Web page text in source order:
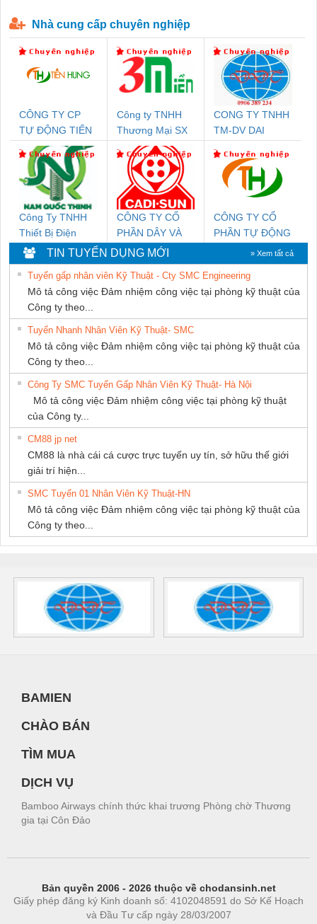
Nhà cung cấp chuyên nghiệp
CÔNG TY CP
TỰ ĐỘNG TIẾN
HƯNG
Công ty TNHH
Thương Mại SX
Ba Miền
CONG TY TNHH
TM-DV DAI
Công Ty TNHH
Thiết Bị Điện
Nam Quốc Thịnh
CÔNG TY CỔ
PHẦN DÂY VÀ
CÁP ĐIỆN
THƯỢNG ĐÌNH
CÔNG TY CỔ
PHẦN TỰ ĐỘNG
TIẾN HƯNG
TIN TUYỂN DỤNG MỚI » Xem tất cả
Tuyển gấp nhân viên Kỹ Thuật - Cty SMC Engineering
Mô tả công việc Đảm nhiệm công việc tại phòng kỹ thuật của
Công ty theo...
Tuyển Nhanh Nhân Viên Kỹ Thuật- SMC
Mô tả công việc Đảm nhiệm công việc tại phòng kỹ thuật của
Công ty theo...
Công Ty SMC Tuyển Gấp Nhân Viên Kỹ Thuật- Hà Nội
Mô tả công việc Đảm nhiệm công việc tại phòng kỹ thuật
của Công ty...
CM88 jp net
CM88 là nhà cái cá cược trực tuyến uy tín, sở hữu thế giới
giải trí hiện...
SMC Tuyển 01 Nhân Viên Kỹ Thuật-HN
Mô tả công việc Đảm nhiệm công việc tại phòng kỹ thuật của
Công ty theo...
BAMIEN
CHÀO BÁN
TÌM MUA
DỊCH VỤ
Bamboo Airways chính thức khai trương Phòng chờ Thương
gia tại Côn Đảo
Bản quyền 2006 - 2026 thuộc về chodansinh.net
Giấy phép đăng ký Kinh doanh số: 4102048591 do Sở Kế Hoạch
và Đầu Tư cấp ngày 28/03/2007